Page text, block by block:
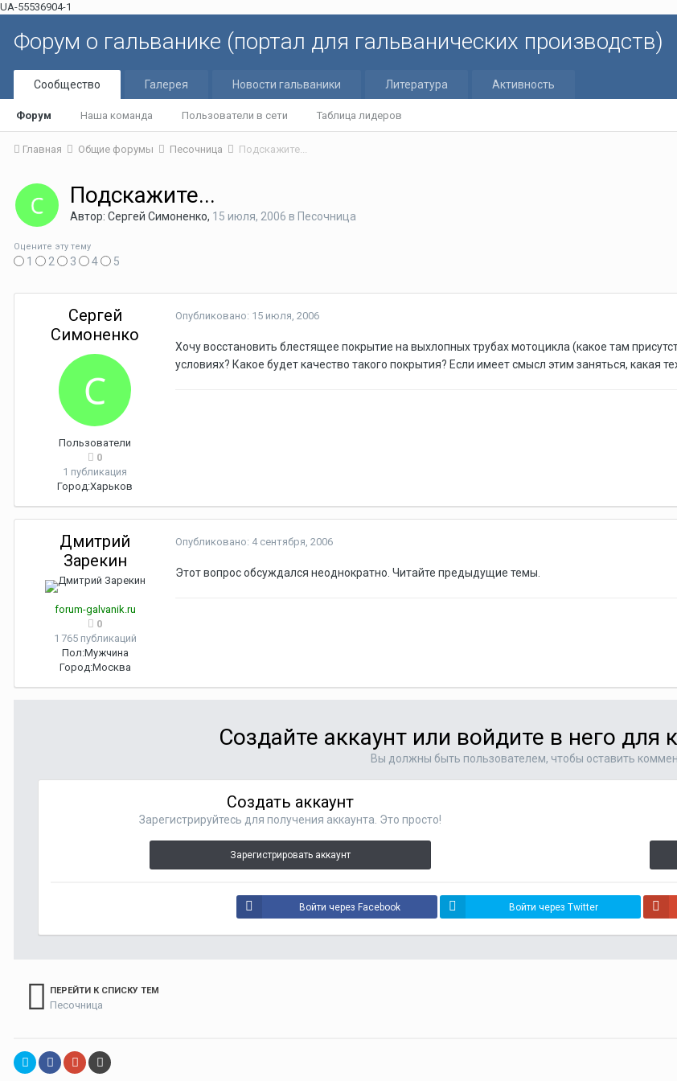
UA-55536904-1
Форум о гальванике (портал для гальванических производств)
Сообщество
Форум Наша команда Пользователи в сети Таблица лидеров
Галерея Новости гальваники Литература Активность
Главная Общие форумы Песочница Подскажите...
Подскажите...
Автор: Сергей Симоненко, 15 июля, 2006 в Песочница
Оцените эту тему
1 2 3 4 5
Сергей
Симоненко
Пользователи
0
1 публикация
Город:Харьков
Опубликовано: 15 июля, 2006
Хочу восстановить блестящее покрытие на выхлопных трубах мотоцикла (какое там
условиях? Какое будет качество такого покрытия? Если имеет смысл этим заняться, какая
Дмитрий
Зарекин
forum-galvanik.ru
0
1 765 публикаций
Пол:Мужчина
Город:Москва
Опубликовано: 4 сентября, 2006
Этот вопрос обсуждался неоднократно. Читайте предыдущие темы.
Создайте аккаунт или войдите в него
Вы должны быть пользователем, чтобы оставить
Создать аккаунт
Зарегистрируйтесь для получения аккаунта. Это просто!
Зарегистрировать аккаунт
Войти через Facebook Войти через Twitter
ПЕРЕЙТИ К СПИСКУ ТЕМ
Песочница